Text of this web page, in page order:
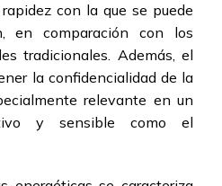
con la que se puede
en comparación con los
tradicionales. Además, el
la confidencialidad de la
relevante en un
y sensible como el